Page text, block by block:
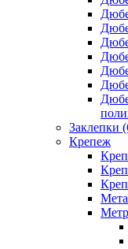
Заклепки
Крепеж